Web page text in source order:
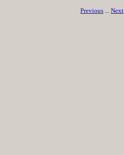
Previous ... Next